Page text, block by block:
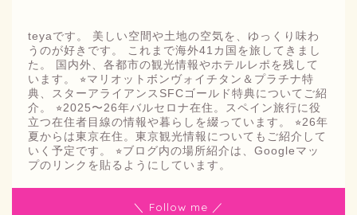
teyaです。 美しい空間や土地の空気を、ゆっくり味わ
うのが好きです。 これまで海外41カ国を旅してきまし
た。 国内外、各都市の観光情報やホテルレポを残して
います。 ⭐︎マリオットボンヴォイチタン＆プラチナ特
典、スターアライアンスSFCゴールド特典についてご紹
介。 ⭐︎2025〜26年バルセロナ在住。スペイン旅行に役
立つ在住者目線の情報や暮らしを綴っています。 ⭐︎26年
夏からは東京在住。東京観光情報についてもご紹介して
いく予定です。 ⭐︎ブログ内の場所紹介は、Googleマッ
プのリンクを貼るようにしています。
＼ Follow me ／